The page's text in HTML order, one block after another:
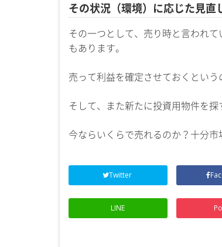
その状況（環境）に応じた見直
その一つとして、売り時と言われ
もあります。
売って利益を確定させておくとい
そして、また新たに投資用物件を探
今ならいくらで売れるのか？十分市
Twitter
LINE